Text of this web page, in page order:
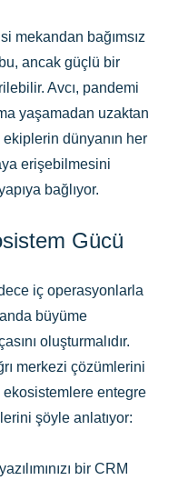
mekandan bağımsız
ancak güçlü bir
Avcı, pandemi
yaşamadan uzaktan
dünyanın her
erişebilmesini
bağlıyor.
Gücü
iç operasyonlarla
büyüme
oluşturmalıdır.
merkezi çözümlerini
entegre
şöyle anlatıyor:
bir CRM